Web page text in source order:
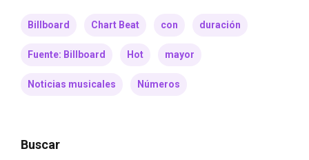
Billboard Chart Beat con duración
Fuente: Billboard Hot mayor
Noticias musicales Números
Buscar